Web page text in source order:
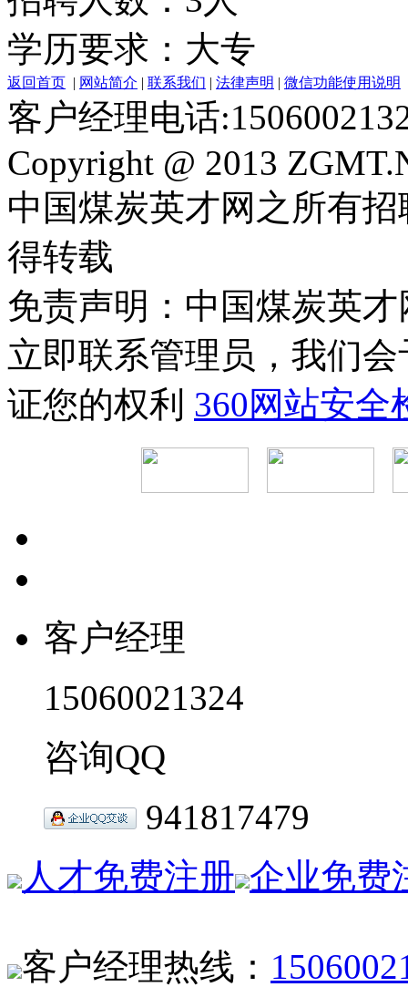
学历要求：大专
返回首页 | 网站简介 | 联系我们 | 法律声明 | 微信功能使用说明
客户经理电话
Copyright @ 2013
中国煤炭英才网之所有
得转载
免责声明：中国煤炭英
立即联系管理员，我们
证您的权利 360网站安全
客户经理
15060021324
咨询QQ
941817479
人才免费注册 企业免费
客户经理热线：